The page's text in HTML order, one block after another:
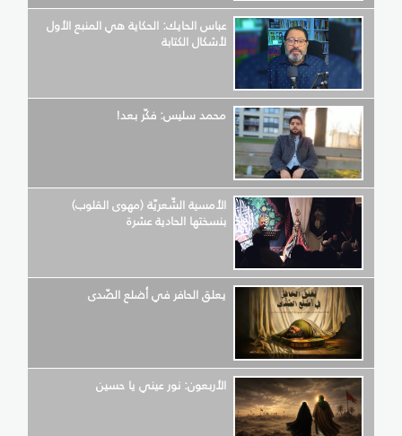
عباس الحايك: الحكاية هي المنبع الأول
لأشكال الكتابة
محمد سليس: فكّر بعد!
الأمسية الشّعريّة (مهوى القلوب)
بنسختها الحادية عشرة
يعلق الحافر في أضلع الصّدى
الأربعون: نور عيني يا حسين